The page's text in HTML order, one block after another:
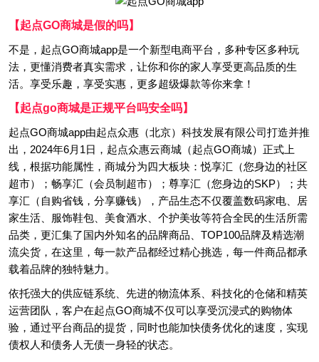
【起点GO商城是假的吗】
不是，起点GO商城app是一个新型电商平台，多种专区多种玩
法，更懂消费者真实需求，让你和你的家人享受更高品质的生
活。享受乐趣，享受实惠，更多超级爆款等你来拿！
【起点go商城是正规平台吗安全吗】
起点GO商城app由起点众惠（北京）科技发展有限公司打造并推
出，2024年6月1日，起点众惠云商城（起点GO商城）正式上
线，根据功能属性，商城分为四大板块：悦享汇（您身边的社区
超市）；畅享汇（会员制超市）；尊享汇（您身边的SKP）；共
享汇（自购省钱，分享赚钱），产品生态不仅覆盖数码家电、居
家生活、服饰鞋包、美食酒水、个护美妆等符合全民的生活所需
品类，更汇集了国内外知名的品牌商品、TOP100品牌及精选潮
流尖货，在这里，每一款产品都经过精心挑选，每一件商品都承
载着品牌的独特魅力。
依托强大的供应链系统、先进的物流体系、科技化的仓储和精英
运营团队，客户在起点GO商城不仅可以享受沉浸式的购物体
验，通过平台商品的提货，同时也能加快债务优化的速度，实现
债权人和债务人无债一身轻的状态。